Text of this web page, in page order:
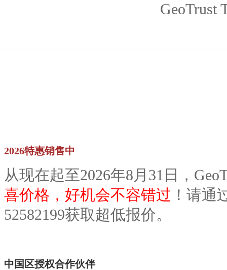
GeoTrust
2026特惠销售中
从现在起至2026年8月31日，
喜价格，好机会不容错过 ！请通
52582199获取超低报价。
中国区授权合作伙伴